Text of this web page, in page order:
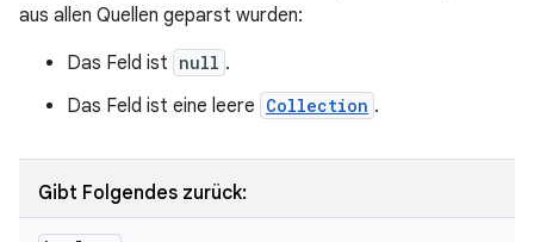
aus allen Quellen geparst wurden:
Das Feld ist null .
Das Feld ist eine leere Collection .
Gibt Folgendes zurück: